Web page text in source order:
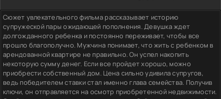
Сюжет увлекательного фильма рассказывает историю
супружеской пары ожидающей пополнения. Девушка ждет
долгожданного ребенка и постоянно переживает, чтобы все
прошло благополучно. Мужчина понимает, что жить с ребенком в
арендованной квартире не правильно. Он успел накопить
некоторую сумму денег. Если все пройдет хорошо, можно
приобрести собственный дом. Цена сильно удивила супругов,
ведь победителем ставки стал именно глава семейства. Получив
ключи, он отправляется на осмотр приобретенной недвижимости.